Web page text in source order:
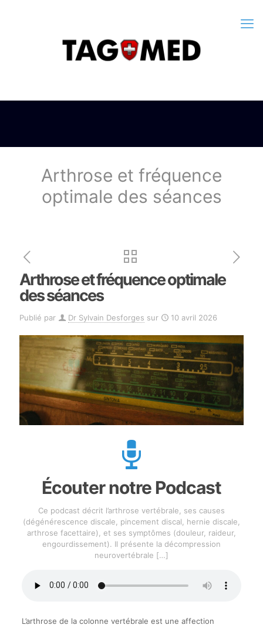
Arthrose et fréquence
optimale des séances
Arthrose et fréquence optimale
des séances
Publié par Dr Sylvain Desforges sur 10 avril 2026
Écouter notre Podcast
Ce podcast décrit l’arthrose vertébrale, ses causes
(dégénérescence discale, pincement discal, hernie discale,
arthrose facettaire), et ses symptômes (douleur, raideur,
engourdissement). Il présente la décompression
neurovertébrale […]
L’arthrose de la colonne vertébrale est une affection